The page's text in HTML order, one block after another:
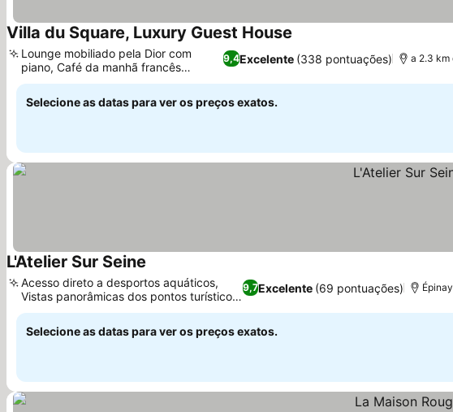
Villa du Square, Luxury Guest House
9,4Excelente (338 pontuações)
Lounge mobiliado pela Dior com
piano, Café da manhã francês
personalizado
a 2.3 km
Selecione as datas para ver os preços exatos.
L'Atelier Sur Seine
9,7Excelente (69 pontuações)
Acesso direto a desportos aquáticos,
Vistas panorâmicas dos pontos turísticos
de Paris
Selecione as datas para ver os preços exatos.